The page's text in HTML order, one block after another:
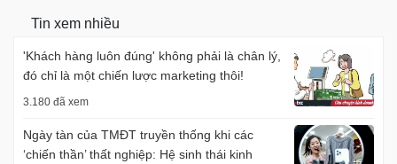
Tin xem nhiều
'Khách hàng luôn đúng' không phải là chân lý,
đó chỉ là một chiến lược marketing thôi!
3.180 đã xem
Ngày tàn của TMĐT truyền thống khi các
‘chiến thần’ thất nghiệp: Hệ sinh thái kinh